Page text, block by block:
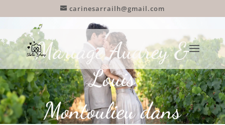
carinesarrailh@gmail.com
Mariage Audrey &
Louis
Montoulieu dans